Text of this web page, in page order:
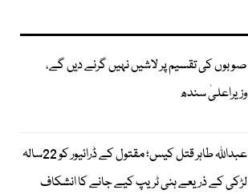
صوبوں کی تقسیم پر لاشیں نہیں گرنے دیں گے،
وزیراعلیٰ سندھ
عبداللہ طاہر قتل کیس؛ مقتول کے ڈرائیور کو 22سالہ
لڑکی کے ذریعے ہنی ٹریپ کیے جانے کا انشکاف